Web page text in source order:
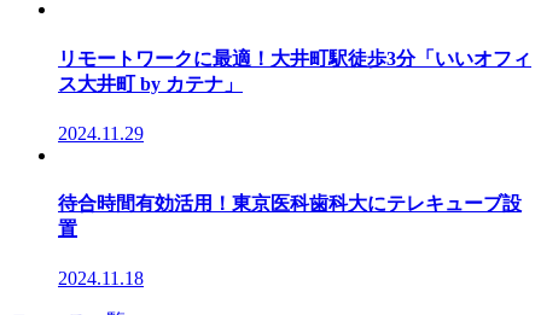
リモートワークに最適！大井町駅徒歩3分「いいオフィ
ス大井町 by カテナ」
2024.11.29
待合時間有効活用！東京医科歯科大にテレキューブ設
置
2024.11.18